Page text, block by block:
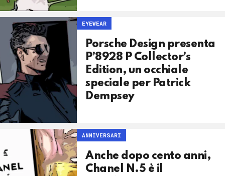
EYEWEAR
Porsche Design presenta
P’8928 P Collector’s
Edition, un occhiale
speciale per Patrick
Dempsey
ANNIVERSARI
Anche dopo cento anni,
Chanel N.5 è il